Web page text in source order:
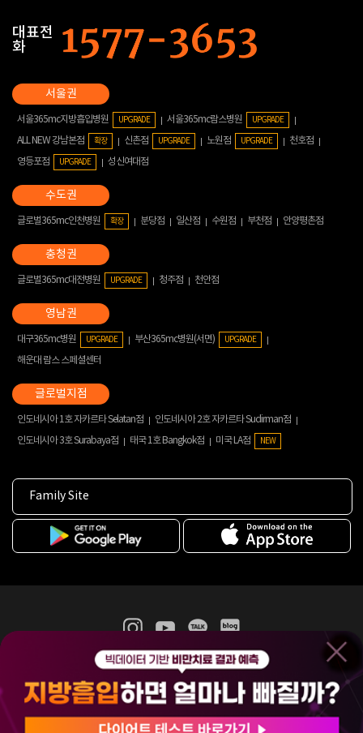
대표전
화
서울365mc지방흡입병원 UPGRADE 서울365mc람스병원 UPGRADE
ALL NEW 강남본점 확장 신촌점 UPGRADE 노원점 UPGRADE
천호점
영등포점
UPGRADE 성신여대점
글로벌365mc인천병원 확장 분당점 일산점 수원점 부천점 안양평촌점
글로벌365mc대전병원 UPGRADE 청주점 천안점
대구365mc병원 UPGRADE 부산365mc병원(서면) UPGRADE
해운대 람스 스페셜센터
인도네시아 1호 자카르타 Selatan점
인도네시아 2호 자카르타 Sudirman점
인도네시아 3호 Surabaya점
태국 1호 Bangkok점 미국 LA점 NEW
Family Site
365mc 병·의원 이용약관
홈페이지 이용약관
비급여진료수가
(주)365mcㅣ서울특별시 서초구 서초대로52길 7, 3~4층(서초동, 제일빌딩)
120-87-04354ㅣ김남철